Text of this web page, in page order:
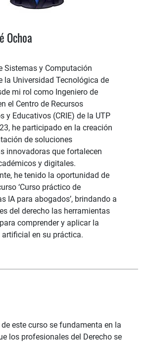
Ochoa
Sistemas y Computación
la Universidad Tecnológica de
mi rol como Ingeniero de
el Centro de Recursos
y Educativos (CRIE) de la UTP
he participado en la creación
de soluciones
innovadoras que fortalecen
y digitales.
he tenido la oportunidad de
‘Curso práctico de
IA para abogados’, brindando a
del derecho las herramientas
comprender y aplicar la
en su práctica.
este curso se fundamenta en la
los profesionales del Derecho se